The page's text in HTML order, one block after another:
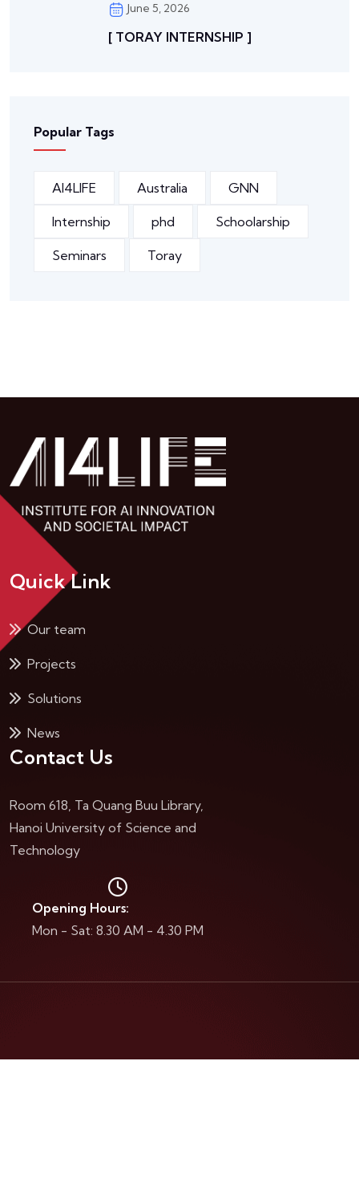
June 5, 2026
[ TORAY INTERNSHIP ]
Popular Tags
AI4LIFE Australia GNN
Internship phd Schoolarship
Seminars Toray
Quick Link
Our team
Projects
Solutions
News
Contact Us
Room 618, Ta Quang Buu Library,
Hanoi University of Science and
Technology
Opening Hours:
Mon - Sat: 8.30 AM - 4.30 PM